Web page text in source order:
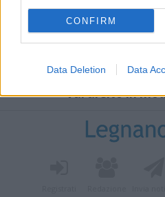
CONFIRM
Data Deletion Data
Vai al sito in